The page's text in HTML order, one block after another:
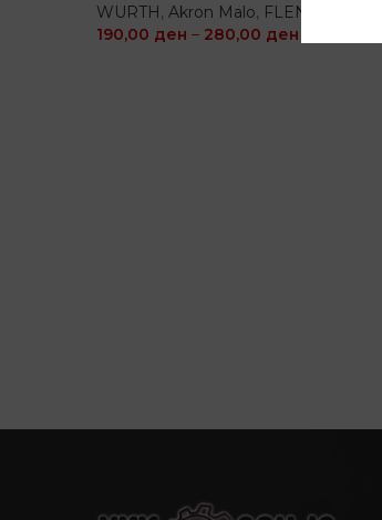
WURTH, Akron Malo, FLENNOR
190,00 ден – 280,00 ден